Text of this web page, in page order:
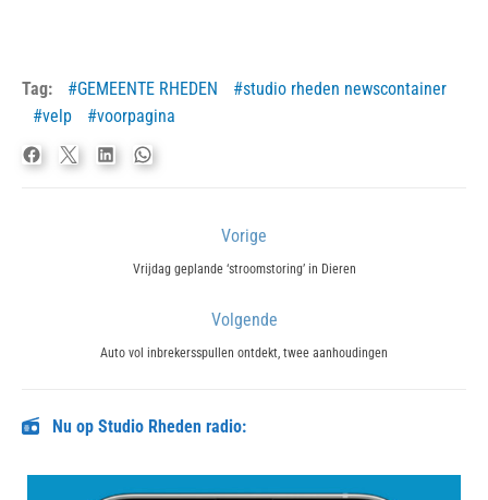
Tag: GEMEENTE RHEDEN
studio rheden newscontainer
velp
voorpagina
Vorige
Previous
Vrijdag geplande ‘stroomstoring’ in Dieren
Volgende
Next
Auto vol inbrekersspullen ontdekt, twee aanhoudingen
Nu op Studio Rheden radio: